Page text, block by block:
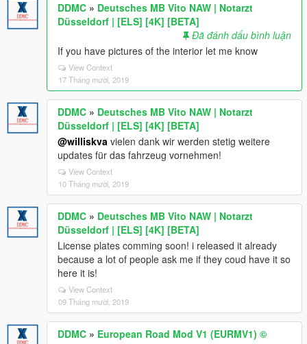
DDMC » Deutsches MB Vito NAW | Notarzt
Düsseldorf | [ELS] [4K] [BETA]
Đã đánh dấu bình luận
If you have pictures of the interior let me know
View Context
17 Tháng mười, 2019
DDMC » Deutsches MB Vito NAW | Notarzt
Düsseldorf | [ELS] [4K] [BETA]
@williskva vielen dank wir werden stetig weitere
updates für das fahrzeug vornehmen!
View Context
10 Tháng mười, 2019
DDMC » Deutsches MB Vito NAW | Notarzt
Düsseldorf | [ELS] [4K] [BETA]
License plates comming soon! i released it already
because a lot of people ask me if they coud have it so
here it is!
View Context
09 Tháng mười, 2019
DDMC » European Road Mod V1 (EURMV1) ©